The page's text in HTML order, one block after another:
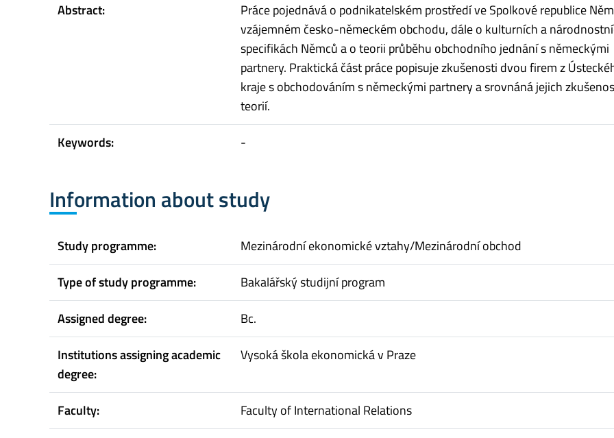
Abstract:
Práce pojednává o podnikatelském prostředí ve Spolkové republice
vzájemném česko-německém obchodu, dále o kulturních a
specifikách Němců a o teorii průběhu obchodního jednání s německými
partnery. Praktická část práce popisuje zkušenosti dvou firem z
kraje s obchodováním s německými partnery a srovnáná jejich
teorií.
Keywords:
-
Information about study
Study programme:
Mezinárodní ekonomické vztahy/Mezinárodní obchod
Type of study programme:
Bakalářský studijní program
Assigned degree:
Bc.
Institutions assigning academic
degree:
Vysoká škola ekonomická v Praze
Faculty:
Faculty of International Relations